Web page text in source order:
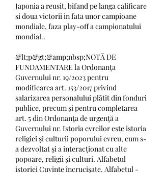
Japonia a reusit, bifand pe langa calificare
si doua victorii in fata unor campioane
mondiale, faza play-off a campionatului
mondial..
&lt;p&gt;&amp;nbsp;NOTĂ DE
FUNDAMENTARE la Ordonanţa
Guvernului nr. 19/2023 pentru
modificarea art. 153/2017 privind
salarizarea personalului plătit din fonduri
publice, precum și pentru completarea
art. 5 din Ordonanţa de urgenţă a
Guvernului nr. Istoria evreilor este istoria
religiei și culturii poporului evreu, cum s-
a dezvoltat și a interacționat cu alte
popoare, religii și culturi. Alfabetul
istoriei Cuvinte încrucişate. Alfabetul -